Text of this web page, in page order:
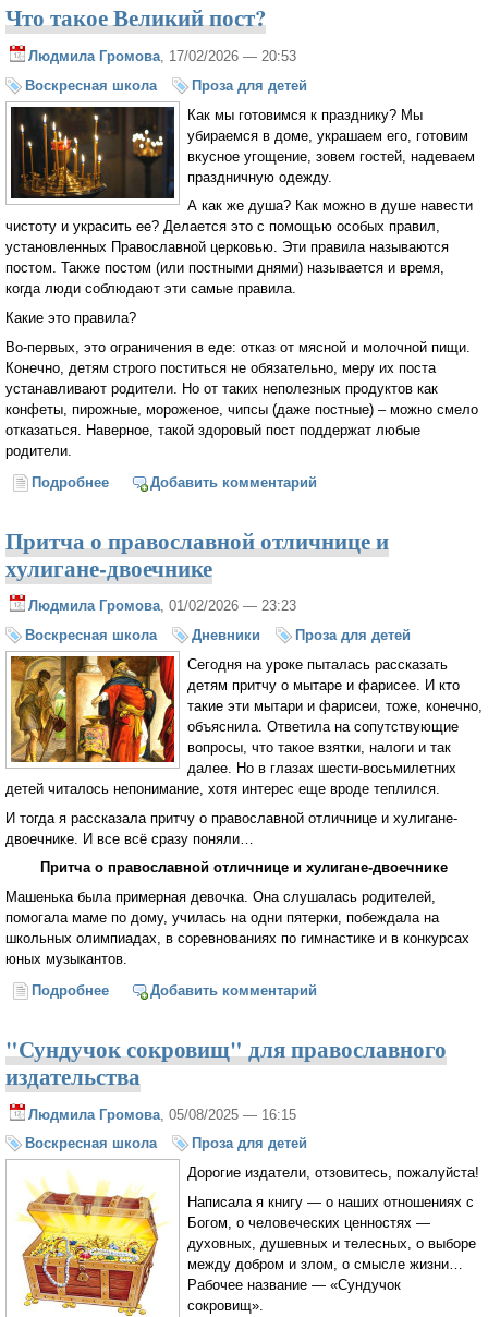
Что такое Великий пост?
Людмила Громова, 17/02/2026 — 20:53
Воскресная школа
Проза для детей
Как мы готовимся к празднику? Мы
убираемся в доме, украшаем его, готовим
вкусное угощение, зовем гостей, надеваем
праздничную одежду.
А как же душа? Как можно в душе навести
чистоту и украсить ее? Делается это с помощью особых правил,
установленных Православной церковью. Эти правила называются
постом. Также постом (или постными днями) называется и время,
когда люди соблюдают эти самые правила.
Какие это правила?
Во-первых, это ограничения в еде: отказ от мясной и молочной пищи.
Конечно, детям строго поститься не обязательно, меру их поста
устанавливают родители. Но от таких неполезных продуктов как
конфеты, пирожные, мороженое, чипсы (даже постные) – можно смело
отказаться. Наверное, такой здоровый пост поддержат любые
родители.
Подробнее о Что такое Великий пост?
Добавить комментарий
Притча о православной отличнице и
хулигане-двоечнике
Людмила Громова, 01/02/2026 — 23:23
Воскресная школа
Дневники
Проза для детей
Сегодня на уроке пыталась рассказать
детям притчу о мытаре и фарисее. И кто
такие эти мытари и фарисеи, тоже, конечно,
объяснила. Ответила на сопутствующие
вопросы, что такое взятки, налоги и так
далее. Но в глазах шести-восьмилетних
детей читалось непонимание, хотя интерес еще вроде теплился.
И тогда я рассказала притчу о православной отличнице и хулигане-
двоечнике. И все всё сразу поняли…
Притча о православной отличнице и хулигане-двоечнике
Машенька была примерная девочка. Она слушалась родителей,
помогала маме по дому, училась на одни пятерки, побеждала на
школьных олимпиадах, в соревнованиях по гимнастике и в конкурсах
юных музыкантов.
Подробнее о Притча о православной отличнице и хулигане-
Добавить комментарий
"Сундучок сокровищ" для православного
издательства
Людмила Громова , 05/08/2025 — 16:15
Воскресная школа
Проза для детей
Дорогие издатели, отзовитесь, пожалуйста!
Написала я книгу — о наших отношениях с
Богом, о человеческих ценностях —
духовных, душевных и телесных, о выборе
между добром и злом, о смысле жизни…
Рабочее название — «Сундучок
сокровищ».